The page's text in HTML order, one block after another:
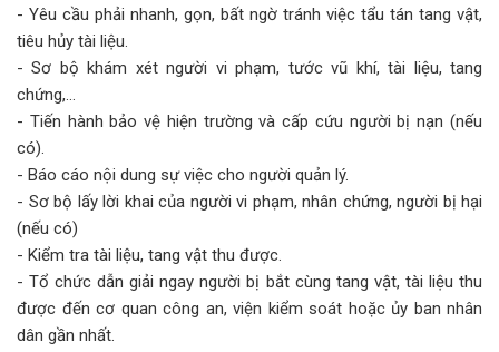
- Yêu cầu phải nhanh, gọn, bất ngờ tránh việc tẩu tán tang vật,
tiêu hủy tài liệu.
- Sơ bộ khám xét người vi phạm, tước vũ khí, tài liệu, tang
chứng,…
- Tiến hành bảo vệ hiện trường và cấp cứu người bị nạn (nếu
có).
- Báo cáo nội dung sự việc cho người quản lý.
- Sơ bộ lấy lời khai của người vi phạm, nhân chứng, người bị hại
(nếu có)
- Kiểm tra tài liệu, tang vật thu được.
- Tổ chức dẫn giải ngay người bị bắt cùng tang vật, tài liệu thu
được đến cơ quan công an, viện kiểm soát hoặc ủy ban nhân
dân gần nhất.